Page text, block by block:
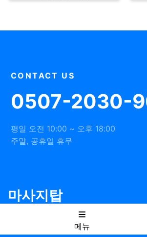
CONTACT US
0507-2030-
평일 오전 10:00 ~ 오후 18:00
주말, 공휴일 휴무
마사지탑
메뉴